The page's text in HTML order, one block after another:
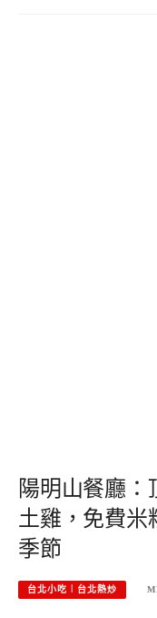
陽明山餐廳
土雞，免費米
季節
台北小吃︱台北熱炒